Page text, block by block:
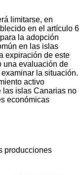
limitarse, en
en el artículo 6
la adopción
en las islas
expiración de este
una evaluación de
la situación.
activo
las islas Canarias no
económicas
producciones